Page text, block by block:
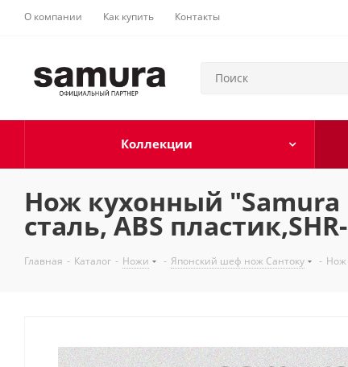
О компании Как купить Контакты
Коллекции
Нож кухонный "Samura
сталь, ABS
Главная - Каталог - Ножи - Японский шеф нож Сантоку - Нож